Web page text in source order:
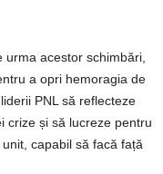
acestor schimbări,
a opri hemoragia de
PNL să reflecteze
crize și să lucreze pentru
capabil să facă față